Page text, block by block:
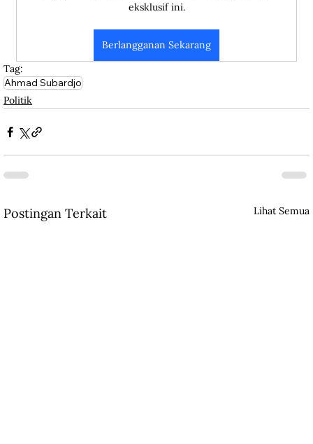
eksklusif ini.
Berlangganan Sekarang
Tag:
Ahmad Subardjo
Politik
Postingan Terkait Lihat Semua